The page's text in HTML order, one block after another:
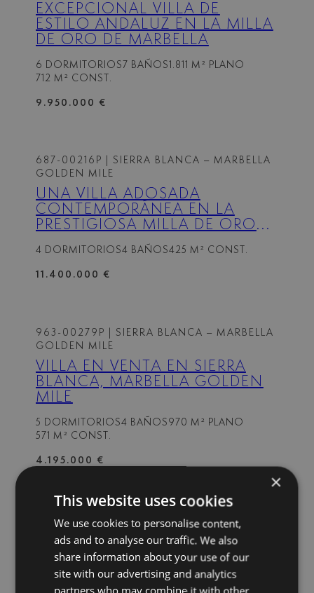
EXCEPCIONAL VILLA DE
ESTILO ANDALUZ EN LA MILLA
DE ORO DE MARBELLA
6 DORMITORIOS 7 BAÑOS1.811 M² PLANO
712 M² CONST.
9.950.000 €
687-00216P
| SIERRA BLANCA – MARBELLA
GOLDEN MILE
UNA VILLA ADOSADA
CONTEMPORÁNEA EN LA
PRESTIGIOSA MILLA DE ORO
4 DORMITORIOS4 BAÑOS425 M² CONST.
11.400.000 €
963-00279P
| SIERRA BLANCA – MARBELLA
GOLDEN MILE
VILLA EN VENTA EN SIERRA
BLANCA, MARBELLA GOLDEN
MILE
5 DORMITORIOS4 BAÑOS 970 M² PLANO
571 M² CONST.
4.195.000 €
AQ-0334
| MEISHO HILLS – MARBELLA
VILLA INDEPENDIENTE CON
PISCINA PRIVADA Y VISTAS AL
MAR, COLINAS DE MEISHO,
×
This website uses cookies
We use cookies to personalise content,
ads and to analyse our traffic. We also
share information about your use of our
site with our advertising and analytics
partners who may combine it with other